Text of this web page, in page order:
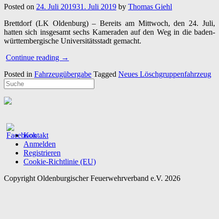
Posted on 24. Juli 201931. Juli 2019 by Thomas Giehl
Brettdorf (LK Oldenburg) – Bereits am Mittwoch, den 24. Juli,
hatten sich insgesamt sechs Kameraden auf den Weg in die baden-
württembergische Universitätsstadt gemacht.
Continue reading “24.07.2019
Neues
→
Posted in Fahrzeugübergabe Tagged Neues Löschgruppenfahrzeug
Kontakt
Anmelden
Registrieren
Cookie-Richtlinie (EU)
Copyright Oldenburgischer Feuerwehrverband e.V. 2026